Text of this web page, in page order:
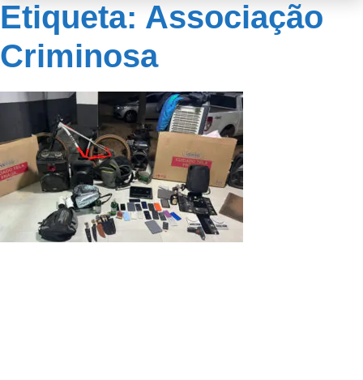
Etiqueta: Associação
Criminosa